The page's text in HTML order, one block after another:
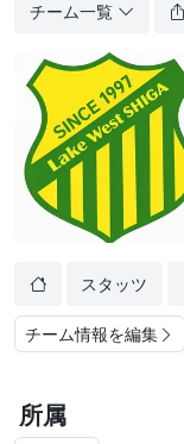
チーム一覧
スタッツ
チーム情報を編集
所属